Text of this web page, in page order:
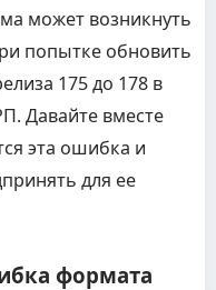
может возникнуть
попытке обновить
175 до 178 в
Давайте вместе
эта ошибка и
для ее
формата